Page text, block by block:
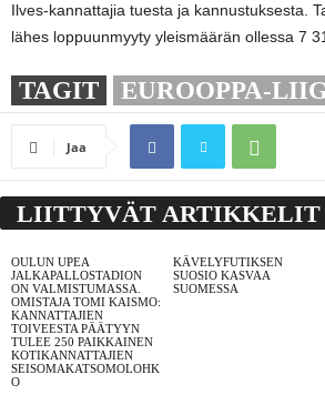
Ilves-kannattajia tuesta ja kannustuksesta.
lähes loppuunmyyty yleismäärän ollessa 7
TAGIT EUROOPPA-
Jaa
LIITTYVÄT ARTIKKELIT
OULUN UPEA
JALKAPALLOSTADION
ON VALMISTUMASSA.
OMISTAJA TOMI KAISMO:
KANNATTAJIEN
TOIVEESTA PÄÄTYYN
TULEE 250 PAIKKAINEN
KOTIKANNATTAJIEN
SEISOMAKATSOMOLOHK
O
KÄVELYFUTIKSEN
SUOSIO KASVAA
SUOMESSA